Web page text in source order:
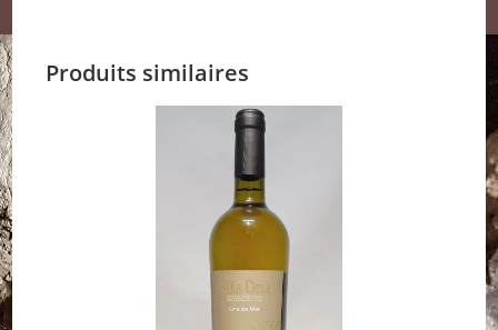
Produits similaires